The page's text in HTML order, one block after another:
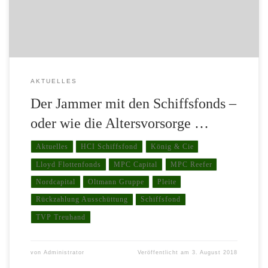
AKTUELLES
Der Jammer mit den Schiffsfonds –
oder wie die Altersvorsorge …
Aktuelles HCI Schiffsfond König & Cie
Lloyd Flottenfonds MPC Capital MPC Reefer
Nordcapital Oltmann Gruppe Pleite
Rückzahlung Ausschüttung Schiffsfond
TVP Treuhand
von Administrator Veröffentlicht am3. August 2018